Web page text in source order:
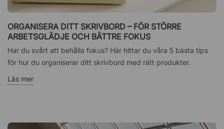
ORGANISERA DITT SKRIVBORD – FÖR STÖRRE
ARBETSGLÄDJE OCH BÄTTRE FOKUS
Har du svårt att behålla fokus? Här hittar du våra 5 bästa tips
för hur du organiserar ditt skrivbord med rätt produkter.
Läs mer